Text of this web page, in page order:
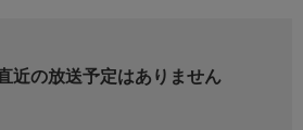
近の放送予定はありません